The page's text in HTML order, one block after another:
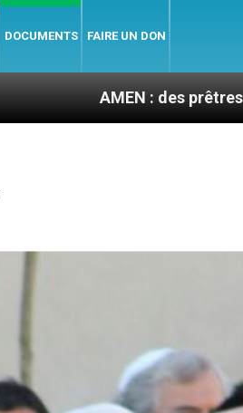
DOCUMENTS FAIRE UN DON
: des prêtres à portée de